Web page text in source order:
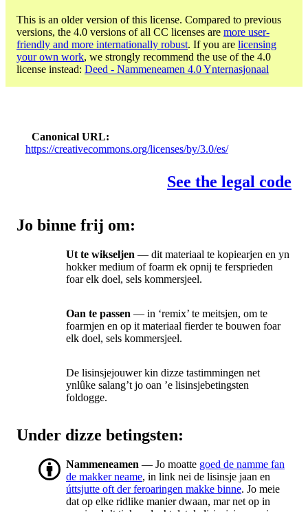
This is an older version of this license. Compared to previous
versions, the 4.0 versions of all CC licenses are more user-
friendly and more internationally robust. If you are licensing
your own work, we strongly recommend the use of the 4.0
license instead: Deed - Nammeneamen 4.0 Ynternasjonaal
Canonical URL
https://creativecommons.org/licenses/by/3.0/es/
See the legal code
Jo binne frij om:
Ut te wikseljen — dit materiaal te kopiearjen en yn
hokker medium of foarm ek opnij te fersprieden
foar elk doel, sels kommersjeel.
Oan te passen — in ‘remix’ te meitsjen, om te
foarmjen en op it materiaal fierder te bouwen foar
elk doel, sels kommersjeel.
De lisinsjejouwer kin dizze tastimmingen net
ynlûke salang’t jo oan ’e lisinsjebetingsten
foldogge.
Under dizze betingsten:
Nammeneamen — Jo moatte goed de namme fan
de makker neame, in link nei de lisinsje jaan en
úttsjutte oft der feroaringen makke binne. Jo meie
dat op elke ridlike manier dwaan, mar net op in